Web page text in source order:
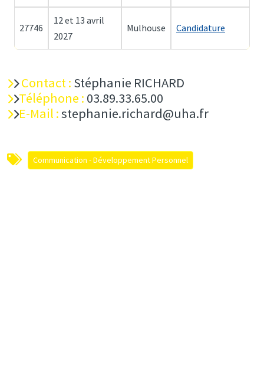
27746
12 et 13 avril
2027
Mulhouse Candidature
Contact : Stéphanie RICHARD
Téléphone : 03.89.33.65.00
E-Mail :stephanie.richard@uha.fr
Communication - Développement Personnel